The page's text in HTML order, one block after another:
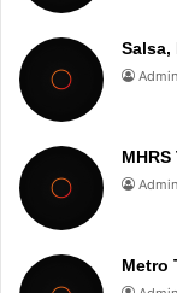
Salsa,
Admin
Admin
Metro